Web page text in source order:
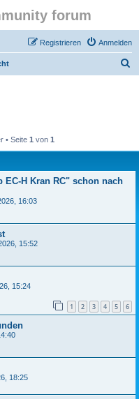
forum
Anmelden
Registrieren
• Seite 1 von 1
EC-H Kran RC" schon nach
16:03
15:52
15:24
1 2 3 4 5 6
18:25